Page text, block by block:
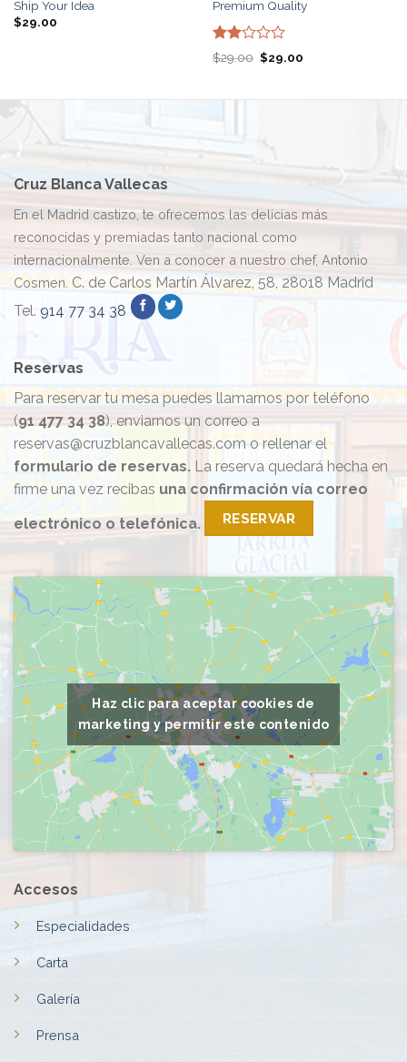
Ship Your Idea
$29.00
Premium Quality
Valorado
con
de 5
$29.00 El
precio
$29.00.
$29.00El
$29.00.
Cruz Blanca Vallecas
En el Madrid castizo, te ofrecemos las delicias más
reconocidas y premiadas tanto nacional como
internacionalmente. Ven a conocer a nuestro chef, Antonio
Cosmen. C. de Carlos Martín Álvarez, 58, 28018 Madrid
Tel. 914 77 34 38
Haz clic para aceptar cookies de
marketing y permitir este contenido
Accesos
Especialidades
Carta
Galería
Prensa
Reservas
Para reservar tu mesa puedes llamarnos por teléfono
(91 477 34 38), enviarnos un correo a
reservas@cruzblancavallecas.com o rellenar el
formulario de reservas. La reserva quedará hecha en
firme una vez recibas una confirmación vía correo
electrónico o telefónica. RESERVAR